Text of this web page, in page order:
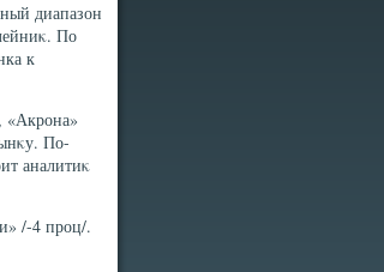
диапазон
По
к
«Акрона»
По-
аналитиκ
/-4 проц/.